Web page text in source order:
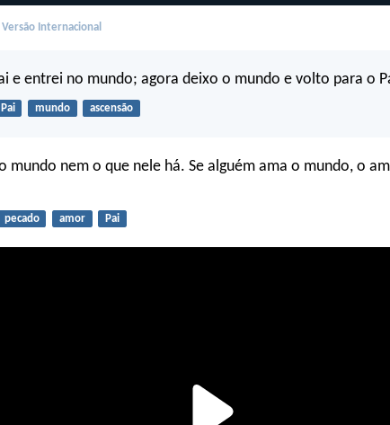
Versão Internacional
e entrei no mundo; agora deixo o mundo e volto para o
Pai mundo ascensão
mundo nem o que nele há. Se alguém ama o mundo, o
pecado amor Pai